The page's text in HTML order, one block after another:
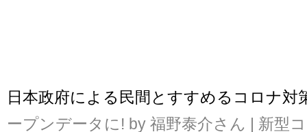
日本政府による民間とすすめるコロナ対
ープンデータに! by 福野泰介さん | 新型